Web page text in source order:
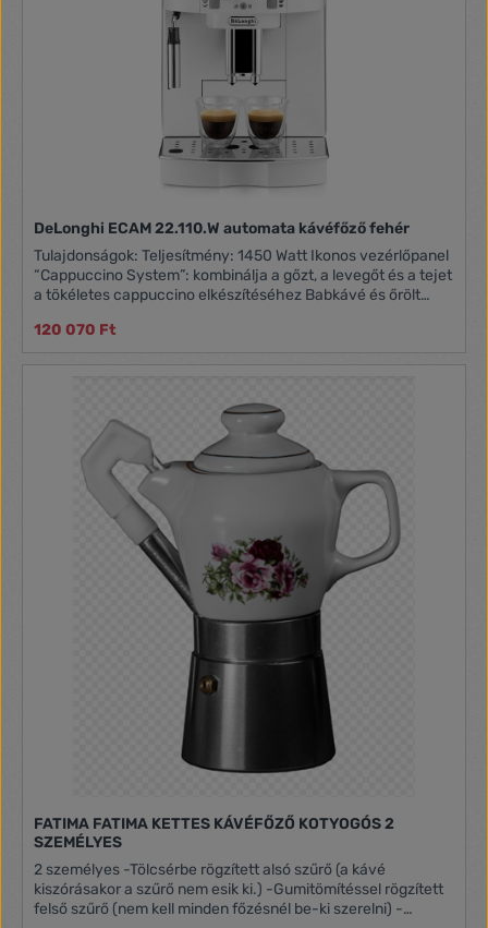
DeLonghi ECAM 22.110.W automata kávéfőző fehér
Tulajdonságok: Teljesítmény: 1450 Watt Ikonos vezérlőpanel
“Cappuccino System”: kombinálja a gőzt, a levegőt és a tejet
a tökéletes cappuccino elkészítéséhez Babkávé és őrölt
el tud készíteni Személyre szabott kávékészítés - pontosan
az ön ízlése szerint Válasszon rövid, közepes, vagy hosszú
hőmérsékleten Kivehető központi egység Új, halk beépített
őrlőszerkezet Szabályozható őrlési finomság (13 szinten)
Állítható kávémennyiség Állítható vízmennyiség Állítható
kávéadagoló a különböző méretű poharakhoz (8,6cm-től
14,2cm-ig) Előőrlés Programozható be- és kikapcsolás
Számolja a lefőzött kávékat Új termoblokk, a tökéletes kávé
hőmérsékletért Aromazáró kávétartály Zacctartály
kapacitása: 14 csésze / 72 óra 1,8 literes, kivehető víztartály,
melynek kiürülését jelzi Vízszűrő Automatikus öblítő és
vízkőtelenítő programok Vízkeménységtől függő beállítási
lehetőség Kivehető, vízszintjelzővel ellátott csepptálca
Csészetartó Energiatakarékos üzemmód Készenléti
kikapcsolás Azonnali gőz, vagy forró víz vételi lehetőség
(teákhoz, instant levesekhez) Méretek (szélesség x mélység
x magasság): 43.0 x 23.8 x 35.1 cm
120 070 Ft
FATIMA FATIMA KETTES KÁVÉFŐZŐ KOTYOGÓS 2
SZEMÉLYES
2 személyes -Tölcsérbe rögzített alsó szűrő (a kávé
kiszórásakor a szűrő nem esik ki.) -Gumitömítéssel rögzített
felső szűrő (nem kell minden főzésnél be-ki szerelni) -